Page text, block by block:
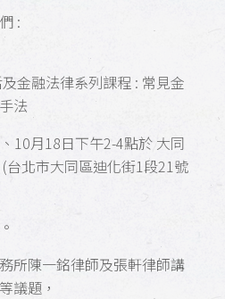
:
金融法律系列課程 : 常見金
法
10月18日下午2-4點於 大同
台北市大同區迪化街1段21號
所陳一銘律師及張軒律師講
議題，